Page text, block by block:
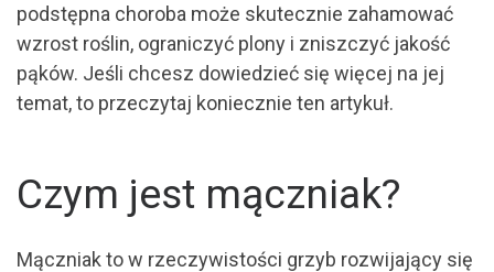
podstępna choroba może skutecznie zahamować
wzrost roślin, ograniczyć plony i zniszczyć jakość
pąków. Jeśli chcesz dowiedzieć się więcej na jej
temat, to przeczytaj koniecznie ten artykuł.
Czym jest mączniak?
Mączniak to w rzeczywistości grzyb rozwijający się